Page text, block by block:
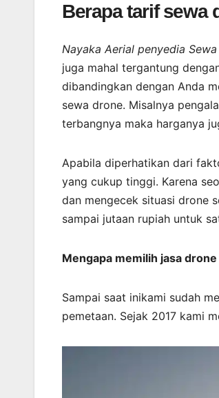
Berapa tarif sewa
Nayaka Aerial penyedia
juga mahal tergantung
dibandingkan dengan Anda
sewa drone. Misalnya
terbangnya maka harganya
Apabila diperhatikan dari
yang cukup tinggi. Karena
dan mengecek situasi drone
sampai jutaan rupiah untuk
Mengapa memilih jasa
Sampai saat inikami sudah
pemetaan. Sejak 2017 kami